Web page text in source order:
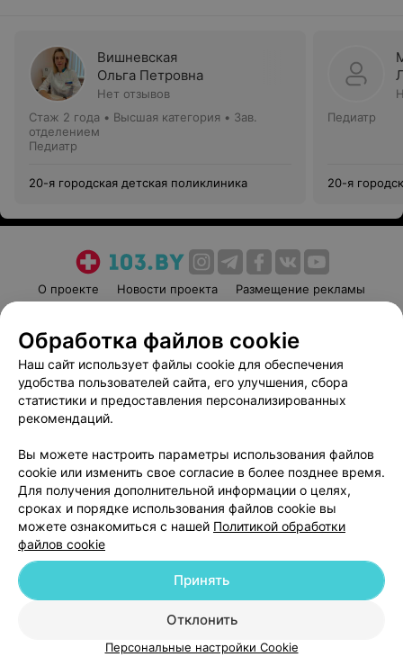
Вишневская
Ольга Петровна
Нет отзывов
Стаж 2 года • Высшая категория • Зав.
отделением
Педиатр
20-я городская детская поликлиника
Педиатр
20-я
О проекте Новости проекта
Размещение рекламы
Пользовательское соглашение
Способы оплаты
Вакансии
Партнеры
Написать руководителю 103.by
Обработка персональных данных
© 2026 ООО «Артокс Лаб», УНП 191700409
| 220012, Республика Беларусь,
Служба поддержки +375 291212755
Обработка файлов cookie
Наш сайт использует файлы cookie для обеспечения
удобства пользователей сайта, его улучшения, сбора
статистики и предоставления персонализированных
рекомендаций.
Вы можете настроить параметры использования файлов
cookie или изменить свое согласие в более позднее время.
Для получения дополнительной информации о целях,
сроках и порядке использования файлов cookie вы
можете ознакомиться с нашей Политикой обработки
файлов cookie
Отклонить
Принять
Персональные настройки Cookie